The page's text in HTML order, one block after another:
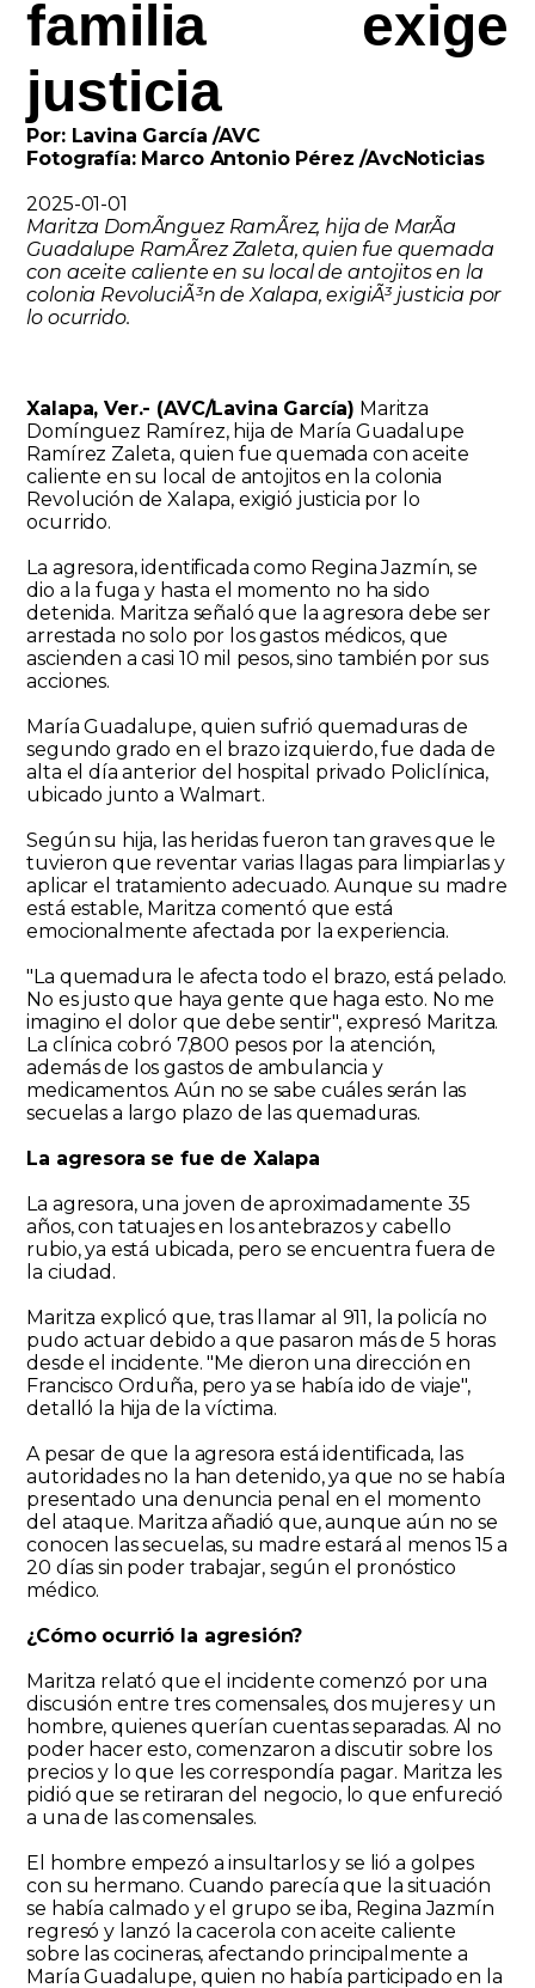
familia exige
justicia
Por: Lavina García /AVC
Fotografía: Marco Antonio Pérez /AvcNoticias
2025-01-01
Maritza DomÃ­nguez RamÃ­rez, hija de MarÃ­a
Guadalupe RamÃ­rez Zaleta, quien fue quemada
con aceite caliente en su local de antojitos en la
colonia RevoluciÃ³n de Xalapa, exigiÃ³ justicia por
lo ocurrido.
Xalapa, Ver.- (AVC/Lavina García) Maritza
Domínguez Ramírez, hija de María Guadalupe
Ramírez Zaleta, quien fue quemada con aceite
caliente en su local de antojitos en la colonia
Revolución de Xalapa, exigió justicia por lo
ocurrido.
La agresora, identificada como Regina Jazmín, se
dio a la fuga y hasta el momento no ha sido
detenida. Maritza señaló que la agresora debe ser
arrestada no solo por los gastos médicos, que
ascienden a casi 10 mil pesos, sino también por sus
acciones.
María Guadalupe, quien sufrió quemaduras de
segundo grado en el brazo izquierdo, fue dada de
alta el día anterior del hospital privado Policlínica,
ubicado junto a Walmart.
Según su hija, las heridas fueron tan graves que le
tuvieron que reventar varias llagas para limpiarlas y
aplicar el tratamiento adecuado. Aunque su madre
está estable, Maritza comentó que está
emocionalmente afectada por la experiencia.
"La quemadura le afecta todo el brazo, está pelado.
No es justo que haya gente que haga esto. No me
imagino el dolor que debe sentir", expresó Maritza.
La clínica cobró 7,800 pesos por la atención,
además de los gastos de ambulancia y
medicamentos. Aún no se sabe cuáles serán las
secuelas a largo plazo de las quemaduras.
La agresora se fue de Xalapa
La agresora, una joven de aproximadamente 35
años, con tatuajes en los antebrazos y cabello
rubio, ya está ubicada, pero se encuentra fuera de
la ciudad.
Maritza explicó que, tras llamar al 911, la policía no
pudo actuar debido a que pasaron más de 5 horas
desde el incidente. "Me dieron una dirección en
Francisco Orduña, pero ya se había ido de viaje",
detalló la hija de la víctima.
A pesar de que la agresora está identificada, las
autoridades no la han detenido, ya que no se había
presentado una denuncia penal en el momento
del ataque. Maritza añadió que, aunque aún no se
conocen las secuelas, su madre estará al menos 15 a
20 días sin poder trabajar, según el pronóstico
médico.
¿Cómo ocurrió la agresión?
Maritza relató que el incidente comenzó por una
discusión entre tres comensales, dos mujeres y un
hombre, quienes querían cuentas separadas. Al no
poder hacer esto, comenzaron a discutir sobre los
precios y lo que les correspondía pagar. Maritza les
pidió que se retiraran del negocio, lo que enfureció
a una de las comensales.
El hombre empezó a insultarlos y se lió a golpes
con su hermano. Cuando parecía que la situación
se había calmado y el grupo se iba, Regina Jazmín
regresó y lanzó la cacerola con aceite caliente
sobre las cocineras, afectando principalmente a
María Guadalupe, quien no había participado en la